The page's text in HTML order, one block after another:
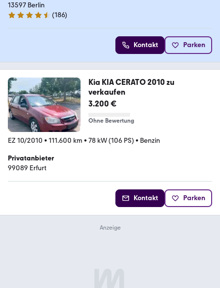
13597 Berlin
4.7 Sterne
(186)
Kontakt Parken
Kia KIA CERATO 2010 zu
verkaufen
3.200 €
Ohne Bewertung
EZ 10/2010 • 111.600 km • 78 kW (106 PS) • Benzin
Privatanbieter
99089 Erfurt
Kontakt Parken